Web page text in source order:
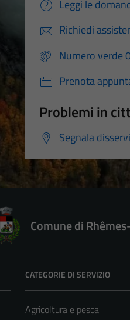
Leggi le
Richiedi
Numero verde
Prenota
Problemi in
Segnala
Comune di
CATEGORIE DI SERVIZIO
Agricoltura e pesca